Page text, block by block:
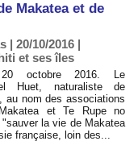
Makatea et de
| 20/10/2016 |
et ses îles
octobre 2016. Le
Huet, naturaliste de
au nom des associations
et Te Rupe no
la vie de Makatea
française, loin des...